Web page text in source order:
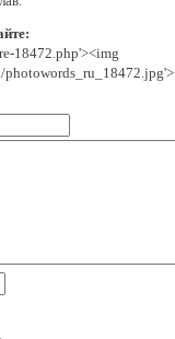
18472.php'><img